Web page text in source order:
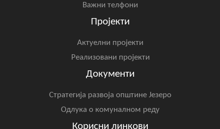
Важни телфони
Пројекти
Актуелни пројекти
Реализовани пројекти
Документи
Стратегија развоја општине Језеро
Одлука о комуналном реду
Корисни линкови